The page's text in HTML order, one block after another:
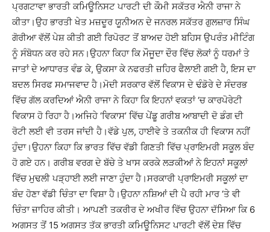
ਪ੍ਰਗਟਾਵਾ ਭਾਰਤੀ ਕਮਿਊਨਿਸਟ ਪਾਰਟੀ ਦੀ ਕੌਮੀ ਸਕੱਤਰ ਐਨੀ ਰਾਜਾ ਨੇ
ਕੀਤਾ।ਉਹ ਭਾਰਤੀ ਖੇਤ ਮਜ਼ਦੂਰ ਯੂਨੀਅਨ ਦੇ ਜਨਰਲ ਸਕੱਤਰ ਗੁਲਜ਼ਾਰ ਸਿੰਘ
ਗੋਰੀਆ ਵੱਲੋਂ ਪੇਸ਼ ਕੀਤੀ ਗਈ ਰਿਪੋਰਟ ਤੋਂ ਬਾਅਦ ਹੋਈ ਬਹਿਸ ਉਪਰੰਤ ਮੀਟਿੰਗ
ਨੂੰ ਸੰਬੋਧਨ ਕਰ ਰਹੇ ਸਨ।ਉਹਨਾ ਕਿਹਾ ਕਿ ਮੌਜੂਦਾ ਦੌਰ ਵਿੱਚ ਲੋਕਾਂ ਨੂੰ ਧਰਮਾਂ ਤੇ
ਜਾਤਾਂ ਦੇ ਆਧਾਰਤ ਵੰਡ ਕੇ, ਉਕਸਾ ਕੇ ਨਫਰਤੀ ਜ਼ਹਿਰ ਫੈਲਾਈ ਗਈ ਹੈ, ਇਸ ਦਾ
ਬਦਲ ਸਿਰਫ ਸਮਾਜਵਾਦ ਹੈ।ਮੋਦੀ ਸਰਕਾਰ ਵੱਲੋਂ ਵਿਕਾਸ ਦੇ ਢੰਡੋਰੇ ਦੇ ਸੰਦਰਭ
ਵਿੱਚ ਗੱਲ ਕਰਦਿਆਂ ਐਨੀ ਰਾਜਾ ਨੇ ਕਿਹਾ ਕਿ ਇਹਨਾਂ ਵਕਤਾਂ ‘ਚ ਕਾਰਪੋਰੇਟੀ
ਵਿਕਾਸ ਹੋ ਰਿਹਾ ਹੈ।ਅਜਿਹੇ ‘ਵਿਕਾਸ’ ਵਿੱਚ ਪੇਂਡੂ ਗਰੀਬ ਆਬਾਦੀ ਦੋ ਡੰਗ ਦੀ
ਰੋਟੀ ਲਈ ਵੀ ਤਰਸ ਜਾਂਦੀ ਹੈ।ਵੱਡੇ ਪੁਲ, ਹਾਈਵੇ ਤੇ ਤਕਨੀਕ ਹੀ ਵਿਕਾਸ ਨਹੀਂ
ਹੁੰਦਾ।ਉਹਨਾ ਕਿਹਾ ਕਿ ਭਾਰਤ ਵਿੱਚ ਵੱਡੀ ਗਿਣਤੀ ਵਿੱਚ ਪ੍ਰਾਇਮਰੀ ਸਕੂਲ ਬੰਦ
ਹੋ ਗਏ ਹਨ। ਗਰੀਬ ਵਰਗ ਦੇ ਬੱਚੇ ਤੇ ਖਾਸ ਕਰਕੇ ਲੜਕੀਆਂ ਨੇ ਇਹਨਾਂ ਸਕੂਲਾਂ
ਵਿੱਚ ਮੁਢਲੀ ਪੜ੍ਹਾਈ ਲਈ ਜਾਣਾ ਹੁੰਦਾ ਹੈ।ਸਰਕਾਰੀ ਪ੍ਰਾਇਮਰੀ ਸਕੂਲਾਂ ਦਾ
ਬੰਦ ਹੋਣਾ ਵੱਡੀ ਚਿੰਤਾ ਦਾ ਵਿਸ਼ਾ ਹੈ।ਉਹਨਾ ਨਸ਼ਿਆਂ ਦੀ ਪੈ ਰਹੀ ਮਾਰ ‘ਤੇ ਵੀ
ਚਿੰਤਾ ਜ਼ਾਹਿਰ ਕੀਤੀ। ਆਪਣੀ ਤਕਰੀਰ ਦੇ ਅਖੀਰ ਵਿੱਚ ਉਹਨਾ ਦੱਸਿਆ ਕਿ 6
ਅਗਸਤ ਤੋਂ 15 ਅਗਸਤ ਤੱਕ ਭਾਰਤੀ ਕਮਿਊਨਿਸਟ ਪਾਰਟੀ ਵੱਲੋਂ ਦੇਸ਼ ਵਿੱਚ